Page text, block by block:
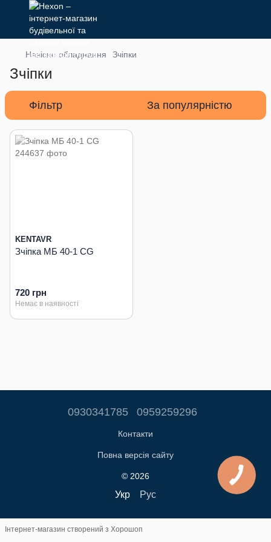
Навісне обладнання Зчіпки
Зчіпки
Фільтр За популярністю
KENTAVR
Зчіпка МБ 40-1 СG
720 грн
Немає в наявності
0930341785 0959259296
Контакти
Повна версія сайту
© 2026
Укр Рус
Інтернет-магазин створений з Хорошоп